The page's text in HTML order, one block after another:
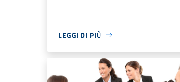
LEGGI DI PIÙ